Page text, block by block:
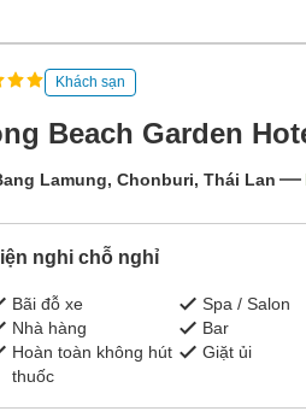
Khách sạn
Beach Garden
Lamung, Chonburi, Thái Lan
nghi chỗ nghỉ
Bãi đỗ xe
Spa / Salon
Nhà hàng
Bar
Hoàn toàn không hút
thuốc
Giặt ủi